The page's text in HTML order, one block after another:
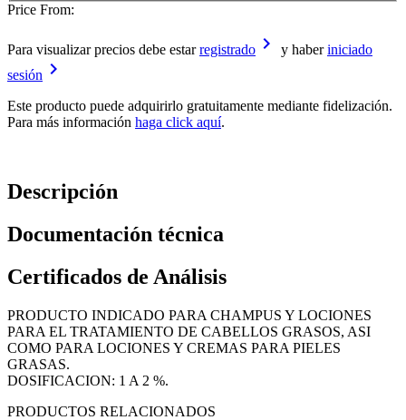
Price From:
Para visualizar precios debe estarregistrado keyboard_arrow_right y haberiniciado
sesión keyboard_arrow_right
Este producto puede adquirirlo gratuitamente mediante fidelización.
Para más información haga click aquí.
Descripción
Documentación técnica
Certificados de Análisis
PRODUCTO INDICADO PARA CHAMPUS Y LOCIONES
PARA EL TRATAMIENTO DE CABELLOS GRASOS, ASI
COMO PARA LOCIONES Y CREMAS PARA PIELES
GRASAS.
DOSIFICACION: 1 A 2 %.
PRODUCTOS RELACIONADOS